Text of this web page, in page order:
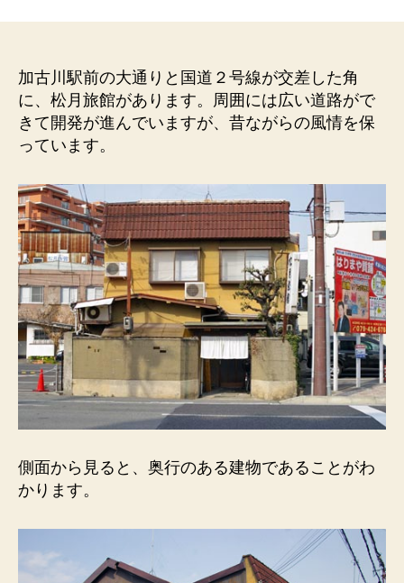
旅
館）
白
い
暖
簾。
昔
な
が
ら
の
を
保
っ
い
へ
加古川駅前の大通りと国道２号線が交差した角
に、松月旅館があります。周囲には広い道路がで
きて開発が進んでいますが、昔ながらの風情を保
っています。
側面から見ると、奥行のある建物であることがわ
かります。